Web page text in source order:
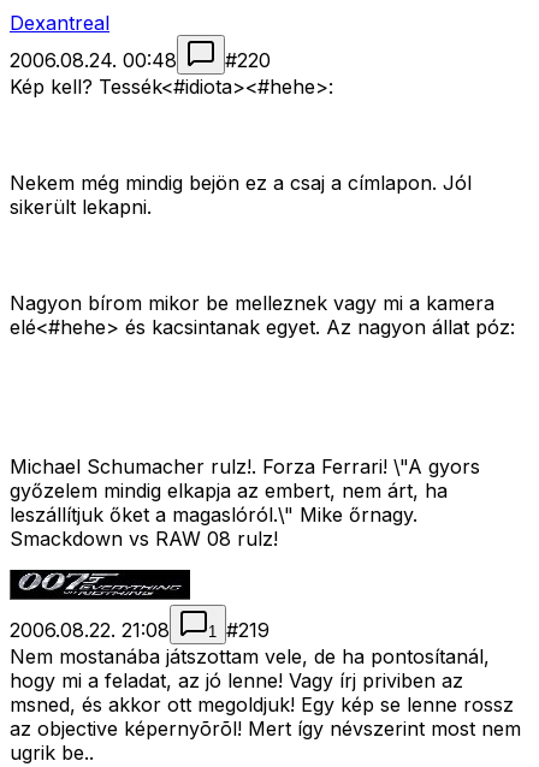
Dexantreal
2006.08.24. 00:48
#220
Kép kell? Tessék<#idiota><#hehe>:
Nekem még mindig bejön ez a csaj a címlapon. Jól
sikerült lekapni.
Nagyon bírom mikor be melleznek vagy mi a kamera
elé<#hehe> és kacsintanak egyet. Az nagyon állat póz:
Michael Schumacher rulz!. Forza Ferrari! \"A gyors
győzelem mindig elkapja az embert, nem árt, ha
leszállítjuk őket a magaslóról.\" Mike őrnagy.
Smackdown vs RAW 08 rulz!
2006.08.22. 21:08 1 #219
Nem mostanába játszottam vele, de ha pontosítanál,
hogy mi a feladat, az jó lenne! Vagy írj priviben az
msned, és akkor ott megoldjuk! Egy kép se lenne rossz
az objective képernyõrõl! Mert így névszerint most nem
ugrik be..